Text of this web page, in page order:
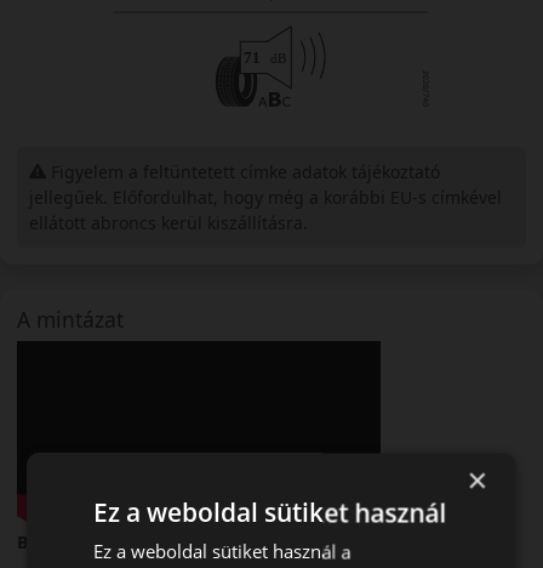
A mintázat
Barum Bravuris 6 – Nyári személyautó gumi
×
Ez a weboldal sütiket használ
Ez a weboldal sütiket használ a